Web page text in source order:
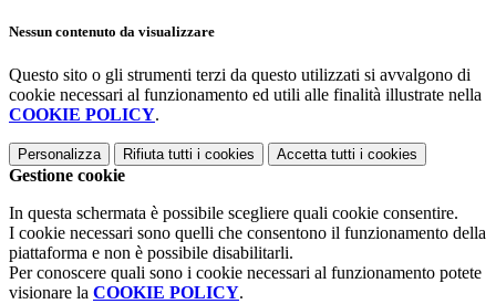
Nessun contenuto da visualizzare
Questo sito o gli strumenti terzi da questo utilizzati si avvalgono di
cookie necessari al funzionamento ed utili alle finalità illustrate nella
COOKIE POLICY.
Personalizza Rifiuta tutti i cookies Accetta tutti i cookies
Gestione cookie
In questa schermata è possibile scegliere quali cookie consentire.
I cookie necessari sono quelli che consentono il funzionamento della
piattaforma e non è possibile disabilitarli.
Per conoscere quali sono i cookie necessari al funzionamento potete
visionare la COOKIE POLICY.